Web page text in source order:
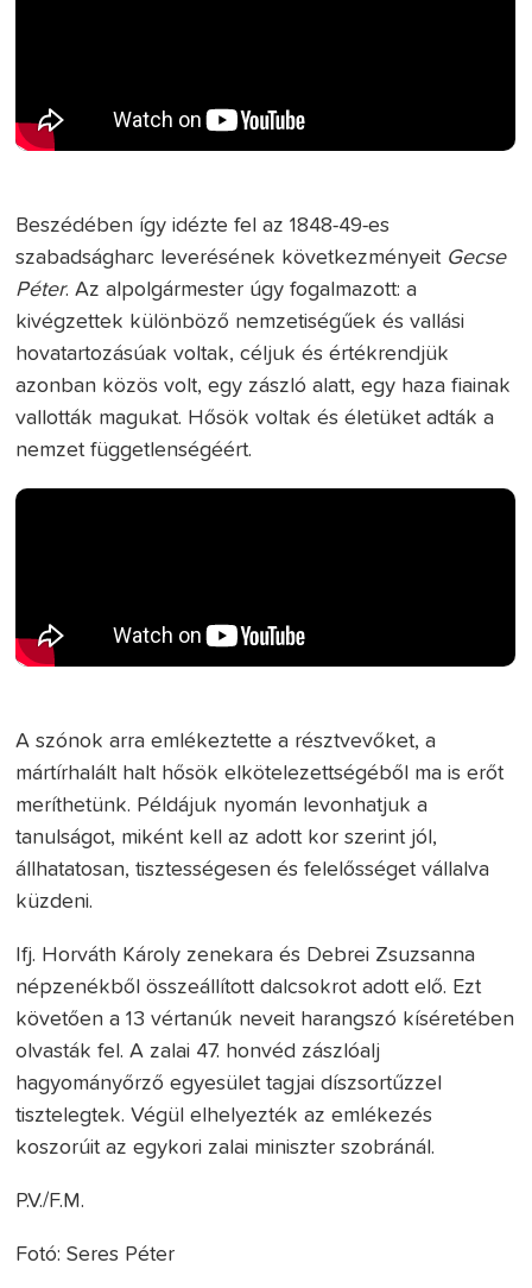
Beszédében így idézte fel az 1848-49-es
szabadságharc leverésének következményeit Gecse
Péter. Az alpolgármester úgy fogalmazott: a
kivégzettek különböző nemzetiségűek és vallási
hovatartozásúak voltak, céljuk és értékrendjük
azonban közös volt, egy zászló alatt, egy haza fiainak
vallották magukat. Hősök voltak és életüket adták a
nemzet függetlenségéért.
A szónok arra emlékeztette a résztvevőket, a
mártírhalált halt hősök elkötelezettségéből ma is erőt
meríthetünk. Példájuk nyomán levonhatjuk a
tanulságot, miként kell az adott kor szerint jól,
állhatatosan, tisztességesen és felelősséget vállalva
küzdeni.
Ifj. Horváth Károly zenekara és Debrei Zsuzsanna
népzenékből összeállított dalcsokrot adott elő. Ezt
követően a 13 vértanúk neveit harangszó kíséretében
olvasták fel. A zalai 47. honvéd zászlóalj
hagyományőrző egyesület tagjai díszsortűzzel
tisztelegtek. Végül elhelyezték az emlékezés
koszorúit az egykori zalai miniszter szobránál.
P.V./F.M.
Fotó: Seres Péter